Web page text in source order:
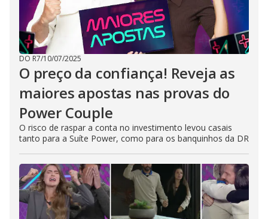
DO R7/10/07/2025
O preço da confiança! Reveja as
maiores apostas nas provas do
Power Couple
O risco de raspar a conta no investimento levou casais
tanto para a Suíte Power, como para os banquinhos da DR